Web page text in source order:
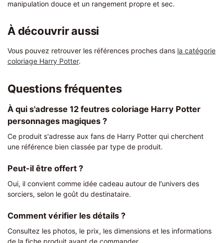
manipulation douce et un rangement propre et sec.
À découvrir aussi
Vous pouvez retrouver les références proches dans la catégorie
coloriage Harry Potter.
Questions fréquentes
À qui s'adresse 12 feutres coloriage Harry Potter
personnages magiques ?
Ce produit s'adresse aux fans de Harry Potter qui cherchent
une référence bien classée par type de produit.
Peut-il être offert ?
Oui, il convient comme idée cadeau autour de l'univers des
sorciers, selon le goût du destinataire.
Comment vérifier les détails ?
Consultez les photos, le prix, les dimensions et les informations
de la fiche produit avant de commander.